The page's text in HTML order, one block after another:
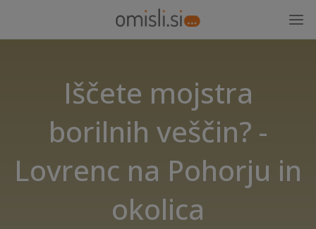
Iščete mojstra
borilnih veščin? -
Lovrenc na Pohorju in
okolica